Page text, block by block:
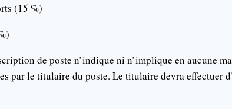
(15 %)
de poste n’indique ni n’implique en aucune
par le titulaire du poste. Le titulaire devra effectuer